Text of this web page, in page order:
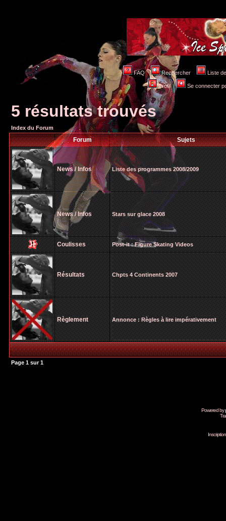
FAQ Rechercher Liste
Profil Se connecter
5 résultats trouvés
Index du Forum
Forum Sujets
News / Infos Liste des programmes 2008/2009
News / Infos Stars sur glace 2008
Coulisses Post-it : Figure Skating Videos
Résultats Chpts 4 Continents 2007
Règlement Annonce : Règles à lire impérativement
Page 1 sur1
Powered by